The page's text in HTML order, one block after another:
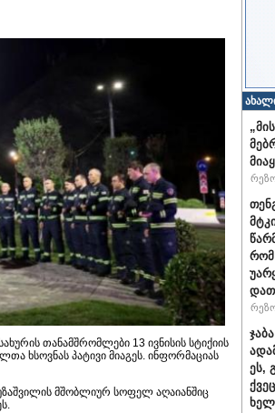
თანამშრომლები 13 ივნისის სტიქიის
პატივი მიაგეს. ინფორმაციას
მშობლიურ სოფელ აღაიანშიც
რომ
ეს,